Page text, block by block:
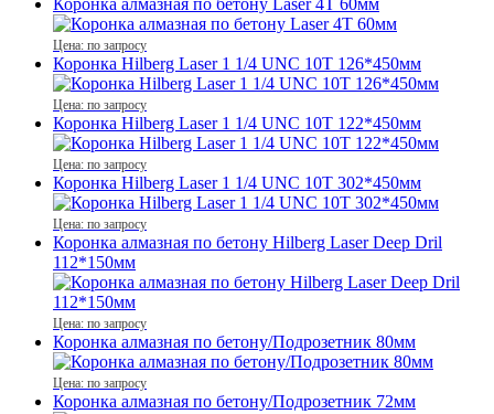
Коронка алмазная по бетону Laser 4T 60мм
Цена: по запросу
Коронка Hilberg Laser 1 1/4 UNC 10T 126*450мм
Цена: по запросу
Коронка Hilberg Laser 1 1/4 UNC 10T 122*450мм
Цена: по запросу
Коронка Hilberg Laser 1 1/4 UNC 10T 302*450мм
Цена: по запросу
Коронка алмазная по бетону Hilberg Laser Deep Dril
112*150мм
Цена: по запросу
Коронка алмазная по бетону/Подрозетник 80мм
Цена: по запросу
Коронка алмазная по бетону/Подрозетник 72мм